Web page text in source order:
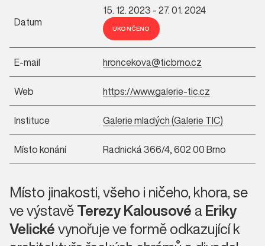
Datum
15. 12. 2023 - 27. 01. 2024
UKONČENO
E-mail hroncekova@ticbrno.cz
Web https://www.galerie-tic.cz
Instituce Galerie mladých (Galerie TIC)
Místo konání Radnická 366/4, 602 00 Brno
Místo jinakosti, všeho i ničeho, khora, se
ve výstavěTerezy KalousovéaEriky
Velickévynořuje ve formě odkazující k